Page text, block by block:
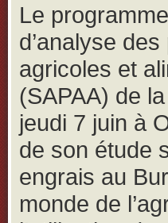
Le
d’analyse
agricoles et
(SAPAA) de
jeudi 7 juin à
de son étude
engrais au
monde de